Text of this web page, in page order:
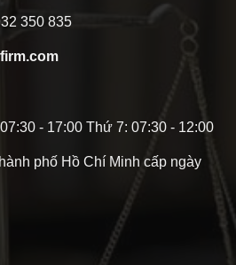
350 835
- 17:00 Thứ 7: 07:30 - 12:00
phố Hồ Chí Minh cấp ngày